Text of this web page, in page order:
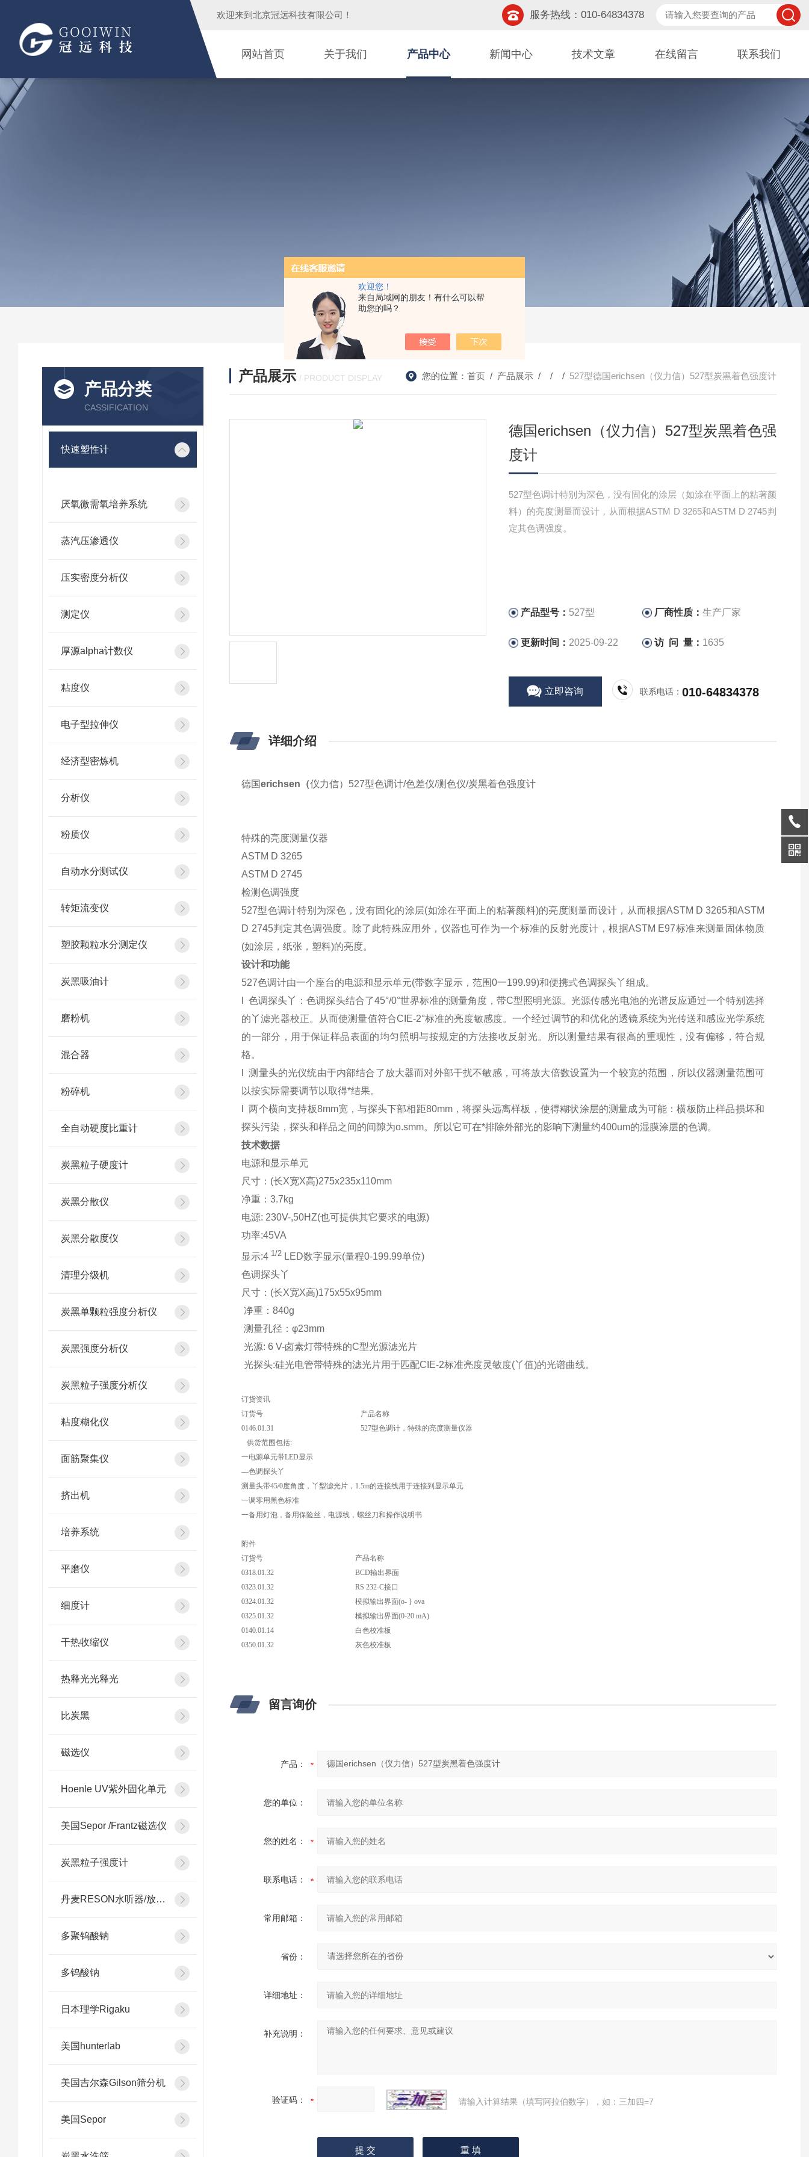
欢迎您！
来自局域网的朋友！有什么可以帮
助您的吗？
欢迎来到 北京冠远科技有限公司 ！ 服务热线：010-64834378
网站首页 关于我们 产品中心 新闻中心 技术文章 在线留言 联系我们
产品分类
CASSIFICATION
快速塑性计
厌氧微需氧培养系统
蒸汽压渗透仪
压实密度分析仪
测定仪
厚源alpha计数仪
粘度仪
电子型拉伸仪
经济型密炼机
分析仪
粉质仪
自动水分测试仪
转矩流变仪
塑胶颗粒水分测定仪
炭黑吸油计
磨粉机
混合器
粉碎机
全自动硬度比重计
炭黑粒子硬度计
炭黑分散仪
炭黑分散度仪
清理分级机
炭黑单颗粒强度分析仪
炭黑强度分析仪
炭黑粒子强度分析仪
粘度糊化仪
面筋聚集仪
挤出机
培养系统
平磨仪
细度计
干热收缩仪
热释光光释光
比炭黑
磁选仪
Hoenle UV紫外固化单元
美国Sepor /Frantz磁选仪
炭黑粒子强度计
丹麦RESON水听器/放大器
多聚钨酸钠
多钨酸钠
日本理学Rigaku
美国hunterlab
美国吉尔森Gilson筛分机
美国Sepor
产品展示 / PRODUCT DISPLAY 您的位置： 首页 / 产品展示 / / / 527型德国erichsen（仪力信）527型炭黑着色强度计
德国erichsen（仪力信）527型炭黑着色强
度计
527型色调计特别为深色，没有固化的涂层（如涂在平面上的粘著颜
料）的亮度测量而设计，从而根据ASTM D 3265和ASTM D 2745判
定其色调强度。
产品型号： 527型 厂商性质：生产厂家
更新时间： 2025-09-22 访 问 量： 1635
立即咨询 联系电话：010-64834378
详细介绍
德国erichsen （仪力信）527型色调计/色差仪/测色仪/炭黑着色强度计
特殊的亮度测量仪器
ASTM D 3265
ASTM D 2745
检测色调强度
527型色调计特别为深色，没有固化的涂层(如涂在平面上的粘著颜料)的亮度测量而设计，从而根据ASTM D 3265和ASTM
D 2745判定其色调强度。除了此特殊应用外，仪器也可作为一个标准的反射光度计，根据ASTM E97标准来测量固体物质
(如涂层，纸张，塑料)的亮度。
设计和功能
527色调计由一个座台的电源和显示单元(带数字显示，范围0一199.99)和便携式色调探头丫组成。
l 色调探头丫：色调探头结合了45°/0°世界标准的测量角度，带C型照明光源。光源传感光电池的光谱反应通过一个特别选择
的丫滤光器校正。从而使测量值符合CIE-2°标准的亮度敏感度。一个经过调节的和优化的透镜系统为光传送和感应光学系统
的一部分，用于保证样品表面的均匀照明与按规定的方法接收反射光。所以测量结果有很高的重现性，没有偏移，符合规
格。
l 测量头的光仪统由于内部结合了放大器而对外部干扰不敏感，可将放大倍数设置为一个较宽的范围，所以仪器测量范围可
以按实际需要调节以取得*结果。
l 两个横向支持板8mm宽，与探头下部相距80mm，将探头远离样板，使得糊状涂层的测量成为可能：横板防止样品损坏和
探头污染，探头和样品之间的间隙为o.smm。所以它可在*排除外部光的影响下测量约400um的湿膜涂层的色调。
技术数据
电源和显示单元
尺寸：(长X宽X高)275x235x110mm
净重：3.7kg
电源: 230V-,50HZ(也可提供其它要求的电源)
功率:45VA
显示:4 1/2 LED数字显示(量程0-199.99单位)
色调探头丫
尺寸：(长X宽X高)175x55x95mm
净重：840g
测量孔径：φ23mm
光源: 6 V-卤素灯带特殊的C型光源滤光片
光探头:硅光电管带特殊的滤光片用于匹配CIE-2标准亮度灵敏度(丫值)的光谱曲线。
订货资讯
订货号
产品名称
0146.01.31
527型色调计，特殊的亮度测量仪器
供货范围包括:
一电源单元带LED显示
—色调探头丫
测量头带45/0度角度，丫型滤光片，1.5m的连接线用于连接到显示单元
一调零用黑色标准
一备用灯泡，备用保险丝，电源线，螺丝刀和操作说明书
附件
订货号
产品名称
0318.01.32
BCD输出界面
0323.01.32
RS 232-C接口
0324.01.32
模拟输出界面(o- } ova
0325.01.32
模拟输出界面(0-20 mA)
0140.01.14
白色校准板
0350.01.32
灰色校准板
留言询价
产品：
您的单位：
您的姓名：
联系电话：
常用邮箱：
省份：
详细地址：
补充说明：
验证码： 请输入计算结果（填写阿拉伯数字），如：三加四=7